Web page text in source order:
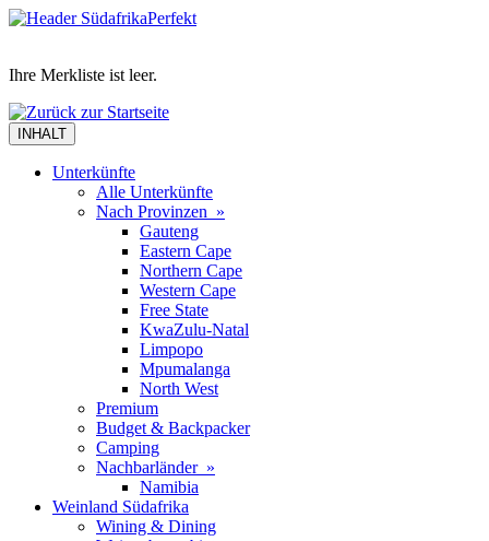
Ihre Merkliste ist leer.
INHALT
Unterkünfte
Alle Unterkünfte
Nach Provinzen »
Gauteng
Eastern Cape
Northern Cape
Western Cape
Free State
KwaZulu-Natal
Limpopo
Mpumalanga
North West
Premium
Budget & Backpacker
Camping
Nachbarländer »
Namibia
Weinland Südafrika
Wining & Dining